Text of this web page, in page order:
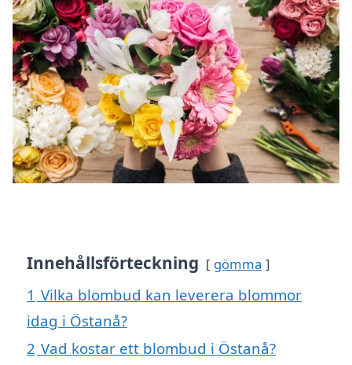
Innehållsförteckning gömma
1 Vilka blombud kan leverera blommor
idag i Östanå?
2 Vad kostar ett blombud i Östanå?